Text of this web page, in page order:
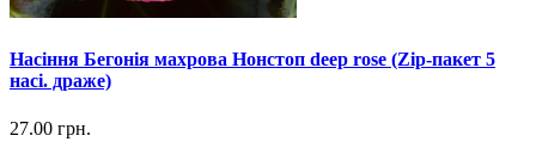
Насіння Бегонія махрова Нонстоп deep rose (Zip-пакет 5
насі. драже)
27.00 грн.